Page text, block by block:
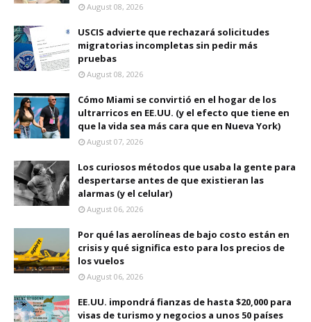
August 08, 2026
USCIS advierte que rechazará solicitudes
migratorias incompletas sin pedir más
pruebas
August 08, 2026
Cómo Miami se convirtió en el hogar de los
ultrarricos en EE.UU. (y el efecto que tiene en
que la vida sea más cara que en Nueva York)
August 07, 2026
Los curiosos métodos que usaba la gente para
despertarse antes de que existieran las
alarmas (y el celular)
August 06, 2026
Por qué las aerolíneas de bajo costo están en
crisis y qué significa esto para los precios de
los vuelos
August 06, 2026
EE.UU. impondrá fianzas de hasta $20,000 para
visas de turismo y negocios a unos 50 países